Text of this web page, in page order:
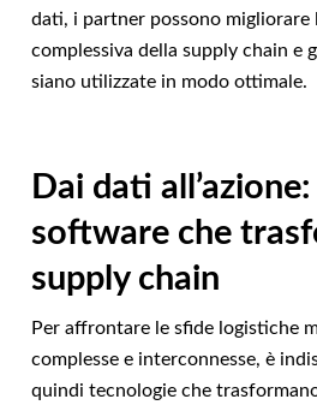
dati, i partner possono migliorare
complessiva della supply chain e
siano utilizzate in modo ottimale.
Dai dati
software che
supply chain
Per affrontare le sfide logistiche
complesse e interconnesse, è
quindi tecnologie che